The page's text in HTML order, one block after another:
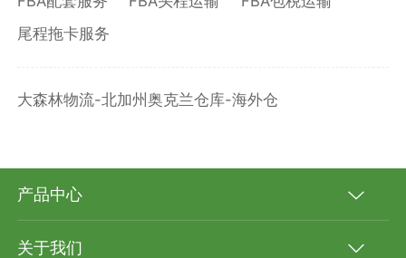
尾程拖卡服务
大森林物流-北加州奥克兰仓库-海外仓
产品中心
关于我们